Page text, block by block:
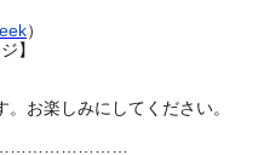
）
】
お楽しみにしてください。